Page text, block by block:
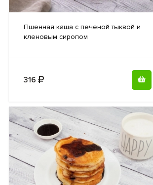
Пшенная каша с печеной тыквой и
кленовым сиропом
316